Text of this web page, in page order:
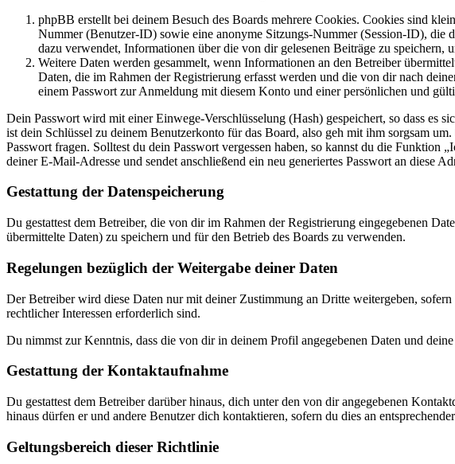
phpBB erstellt bei deinem Besuch des Boards mehrere Cookies. Cookies sind
Nummer (Benutzer-ID) sowie eine anonyme Sitzungs-Nummer (Session-ID),
dazu verwendet, Informationen über die von dir gelesenen Beiträge zu speichern,
Weitere Daten werden gesammelt, wenn Informationen an den Betreiber
Daten, die im Rahmen der Registrierung erfasst werden und die von dir nach
einem Passwort zur Anmeldung mit diesem Konto und einer persönlichen und
Dein Passwort wird mit einer Einwege-Verschlüsselung (Hash) gespeichert, so dass es
ist dein Schlüssel zu deinem Benutzerkonto für das Board, also geh mit ihm sorgsam
Passwort fragen. Solltest du dein Passwort vergessen haben, so kannst du die
deiner E-Mail-Adresse und sendet anschließend ein neu generiertes Passwort an diese
Gestattung der Datenspeicherung
Du gestattest dem Betreiber, die von dir im Rahmen der Registrierung eingegebenen
übermittelte Daten) zu speichern und für den Betrieb des Boards zu verwenden.
Regelungen bezüglich der Weitergabe deiner Daten
Der Betreiber wird diese Daten nur mit deiner Zustimmung an Dritte weitergeben,
rechtlicher Interessen erforderlich sind.
Du nimmst zur Kenntnis, dass die von dir in deinem Profil angegebenen Daten und
Gestattung der Kontaktaufnahme
Du gestattest dem Betreiber darüber hinaus, dich unter den von dir angegebenen
hinaus dürfen er und andere Benutzer dich kontaktieren, sofern du dies an
Geltungsbereich dieser Richtlinie